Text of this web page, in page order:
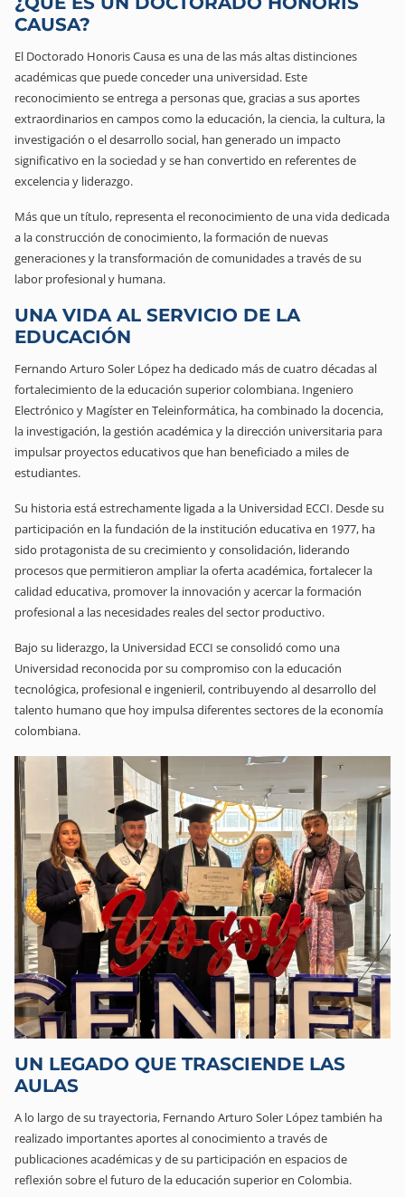
CAUSA?
El Doctorado Honoris Causa es una de las más altas distinciones
académicas que puede conceder una universidad. Este
reconocimiento se entrega a personas que, gracias a sus aportes
extraordinarios en campos como la educación, la ciencia, la cultura, la
investigación o el desarrollo social, han generado un impacto
significativo en la sociedad y se han convertido en referentes de
excelencia y liderazgo.
Más que un título, representa el reconocimiento de una vida dedicada
a la construcción de conocimiento, la formación de nuevas
generaciones y la transformación de comunidades a través de su
labor profesional y humana.
UNA VIDA AL SERVICIO DE LA
EDUCACIÓN
Fernando Arturo Soler López ha dedicado más de cuatro décadas al
fortalecimiento de la educación superior colombiana. Ingeniero
Electrónico y Magíster en Teleinformática, ha combinado la docencia,
la investigación, la gestión académica y la dirección universitaria para
impulsar proyectos educativos que han beneficiado a miles de
estudiantes.
Su historia está estrechamente ligada a la Universidad ECCI. Desde su
participación en la fundación de la institución educativa en 1977, ha
sido protagonista de su crecimiento y consolidación, liderando
procesos que permitieron ampliar la oferta académica, fortalecer la
calidad educativa, promover la innovación y acercar la formación
profesional a las necesidades reales del sector productivo.
Bajo su liderazgo, la Universidad ECCI se consolidó como una
Universidad reconocida por su compromiso con la educación
tecnológica, profesional e ingenieril, contribuyendo al desarrollo del
talento humano que hoy impulsa diferentes sectores de la economía
colombiana.
UN LEGADO QUE TRASCIENDE LAS
AULAS
A lo largo de su trayectoria, Fernando Arturo Soler López también ha
realizado importantes aportes al conocimiento a través de
publicaciones académicas y de su participación en espacios de
reflexión sobre el futuro de la educación superior en Colombia.